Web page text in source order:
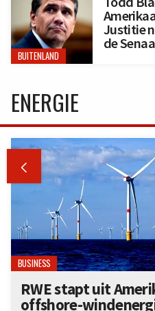
BUITENLAND
Justitie
de
ENERGIE

BUSINESS
RWE stapt uit
offshore-